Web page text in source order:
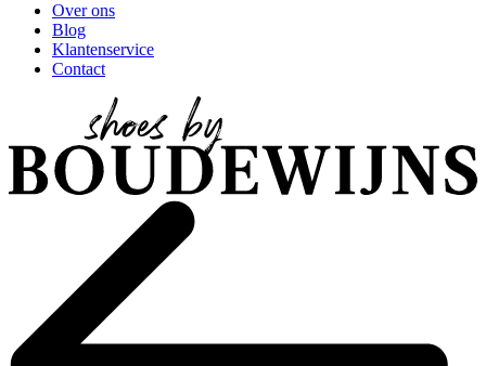
Over ons
Blog
Klantenservice
Contact